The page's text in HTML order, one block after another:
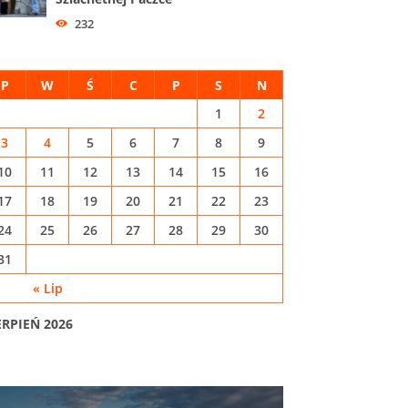
232
2026
P W Ś C P S N
« Lip
1
2
3
4 5 6 7 8
9
11 12 13 14 15
16
18 19 20 21 22
23
25 26 27 28 29
30